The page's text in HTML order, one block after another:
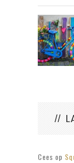
Cees op